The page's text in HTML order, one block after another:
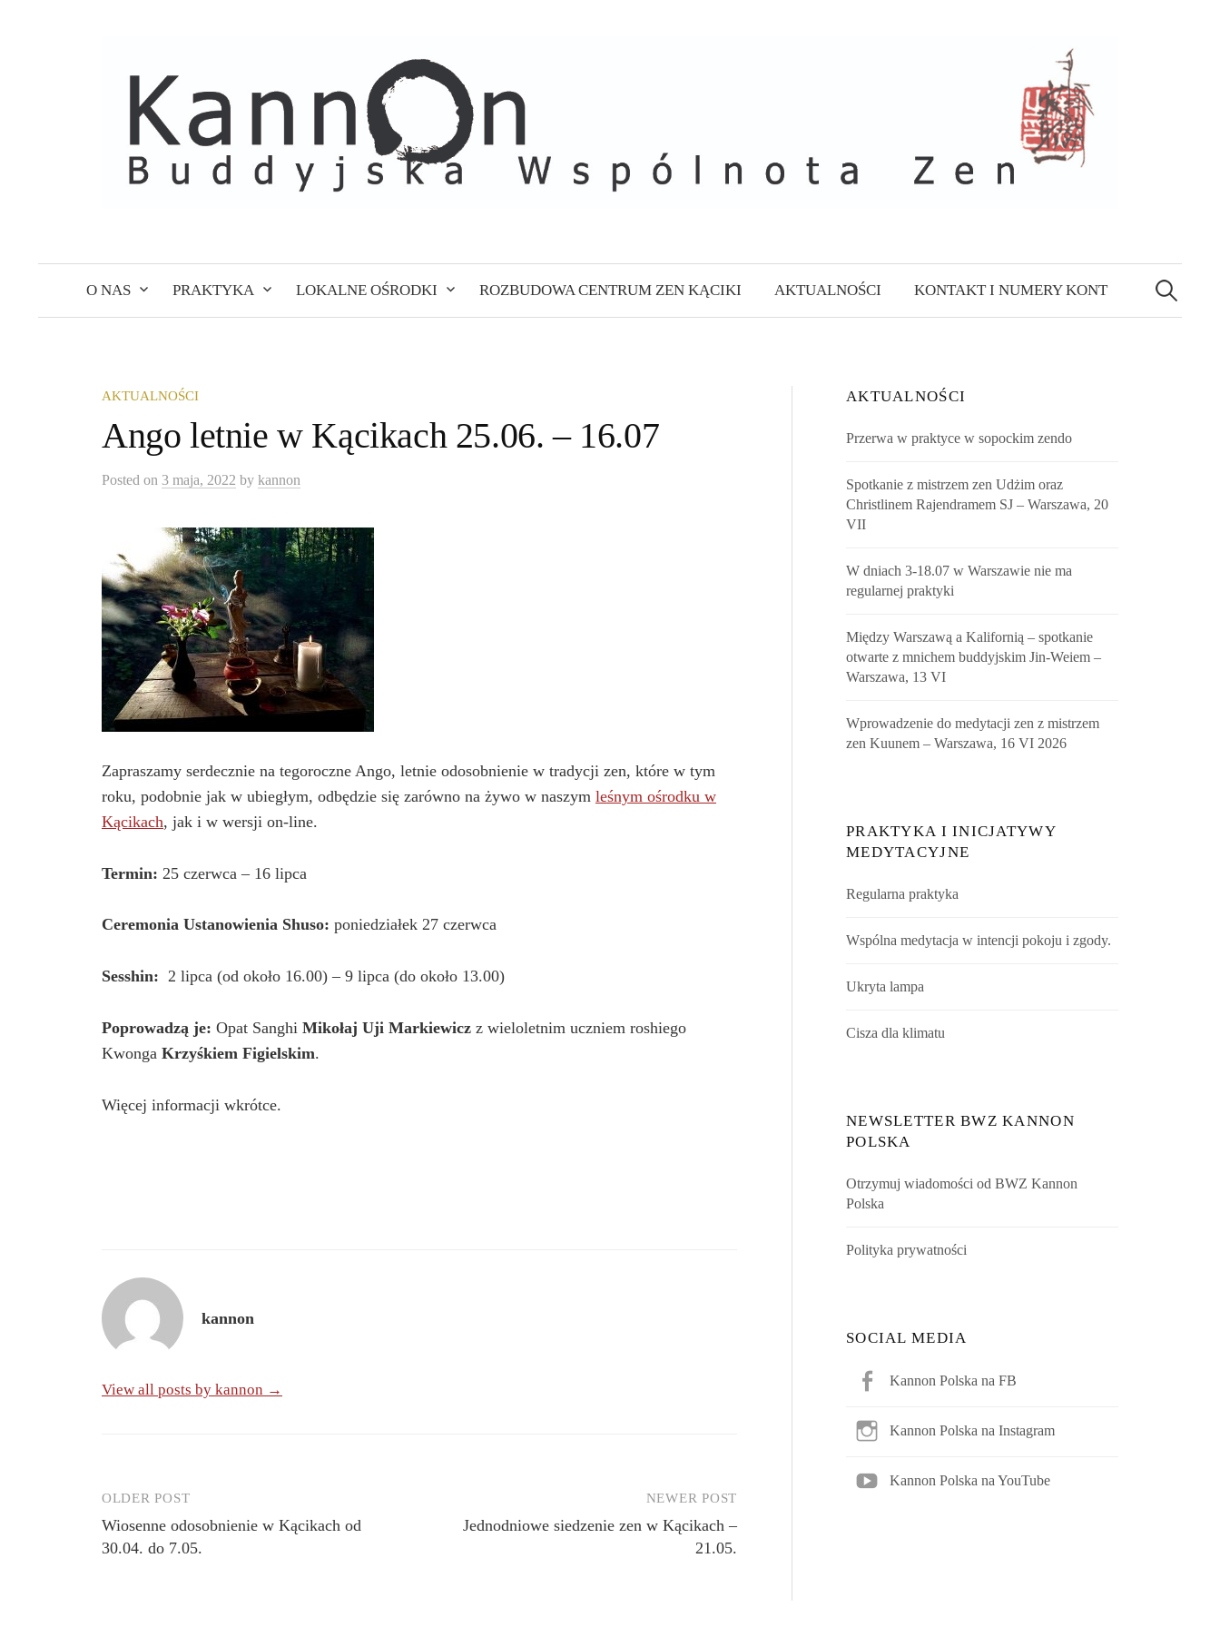
O NAS PRAKTYKA LOKALNE OŚRODKI ROZBUDOWA CENTRUM ZEN KĄCIKI AKTUALNOŚCI KONTAKT I NUMERY KONT
Szukaj:
AKTUALNOŚCI
Ango letnie w Kącikach 25.06. – 16.07
Posted on 3 maja, 2022 by kannon
Zapraszamy serdecznie na tegoroczne Ango, letnie odosobnienie w tradycji zen, które w tym
roku, podobnie jak w ubiegłym, odbędzie się zarówno na żywo w naszym leśnym ośrodku w
Kącikach, jak i w wersji on-line.
Termin: 25 czerwca – 16 lipca
Ceremonia Ustanowienia Shuso: poniedziałek 27 czerwca
Sesshin: 2 lipca (od około 16.00) – 9 lipca (do około 13.00)
Poprowadzą je: Opat Sanghi Mikołaj Uji Markiewicz z wieloletnim uczniem roshiego
Kwonga Krzyśkiem Figielskim.
Więcej informacji wkrótce.
kannon
View all posts by kannon →
Post
navigation
OLDER POST
Wiosenne odosobnienie w Kącikach od
30.04. do 7.05.
NEWER POST
Jednodniowe siedzenie zen w Kącikach –
21.05.
AKTUALNOŚCI
Przerwa w praktyce w sopockim zendo
Spotkanie z mistrzem zen Udżim oraz
Christlinem Rajendramem SJ – Warszawa, 20
VII
W dniach 3-18.07 w Warszawie nie ma
regularnej praktyki
Między Warszawą a Kalifornią – spotkanie
otwarte z mnichem buddyjskim Jin-Weiem –
Warszawa, 13 VI
Wprowadzenie do medytacji zen z mistrzem
zen Kuunem – Warszawa, 16 VI 2026
PRAKTYKA I INICJATYWY
MEDYTACYJNE
Regularna praktyka
Wspólna medytacja w intencji pokoju i zgody.
Ukryta lampa
Cisza dla klimatu
NEWSLETTER BWZ KANNON
POLSKA
Otrzymuj wiadomości od BWZ Kannon
Polska
Polityka prywatności
SOCIAL MEDIA
Kannon Polska na FB
Kannon Polska na Instagram
Kannon Polska na YouTube